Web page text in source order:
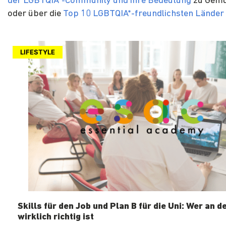
oder über die Top 10 LGBTQIA*-freundlichsten Länder
LIFESTYLE
Skills für den Job und Plan B für die Uni: Wer an
wirklich richtig ist